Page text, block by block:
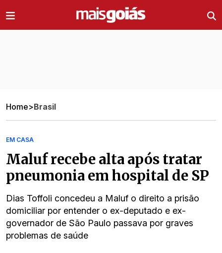
Home>Brasil
EM CASA
Maluf recebe alta após tratar
pneumonia em hospital de SP
Dias Toffoli concedeu a Maluf o direito a prisão
domiciliar por entender o ex-deputado e ex-
governador de São Paulo passava por graves
problemas de saúde